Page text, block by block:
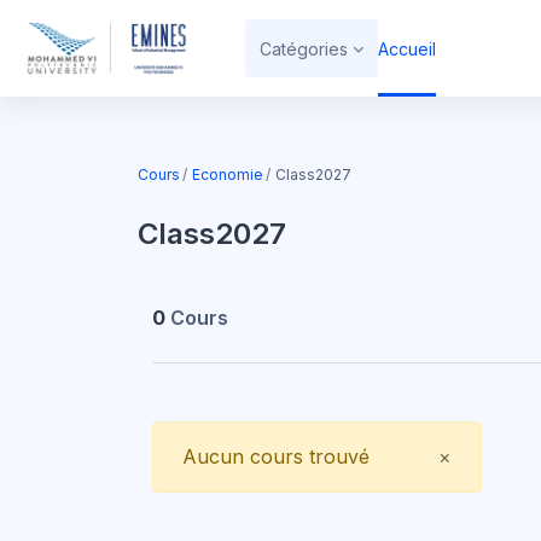
Catégories Accueil
Cours Economie Class2027
Class2027
0 Cours
×
Aucun cours trouvé